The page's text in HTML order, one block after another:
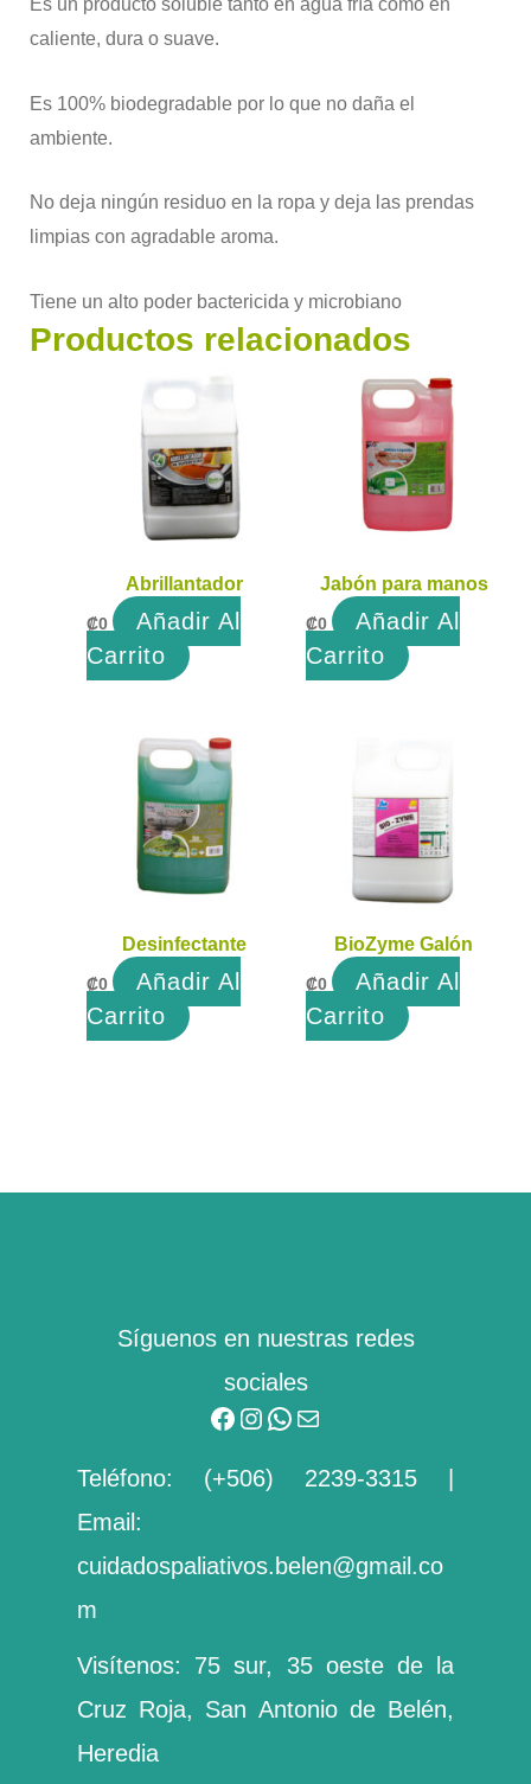
Es un producto soluble tanto en agua fría como en
caliente, dura o suave.
Es 100% biodegradable por lo que no daña el
ambiente.
No deja ningún residuo en la ropa y deja las prendas
limpias con agradable aroma.
Tiene un alto poder bactericida y microbiano
Productos relacionados
Abrillantador
₡0
Añadir Al
Carrito
Jabón para manos
₡0
Añadir Al
Carrito
Desinfectante
₡0
Añadir Al
Carrito
BioZyme Galón
₡0
Añadir Al
Carrito
Síguenos en nuestras redes
sociales
Teléfono: (+506) 2239-3315
Email:
cuidadospaliativos.belen@gmail.co
m
Visítenos: 75 sur, 35 oeste de la
Cruz Roja, San Antonio de Belén,
Heredia